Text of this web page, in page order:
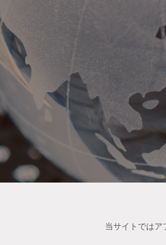
当サイトでは